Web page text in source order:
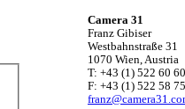
Camera 31
Franz Gibiser
Westbahnstraße 31
1070 Wien, Austria
T: +43 (1) 522 60 60
F: +43 (1) 522 58 75